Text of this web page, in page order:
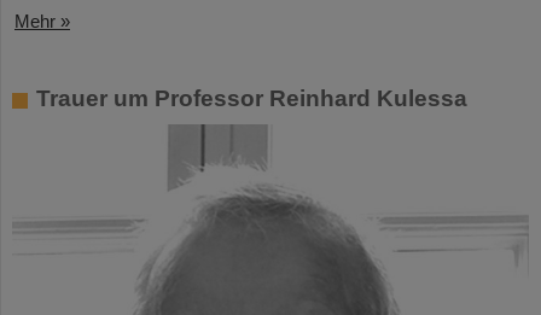
Mehr »
Trauer um Professor Reinhard Kulessa